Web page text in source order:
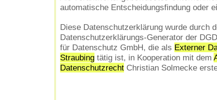
automatische Entscheidungsfindung oder
Diese Datenschutzerklärung wurde durch
Datenschutzerklärungs-Generator der
für Datenschutz GmbH, die als Externer
Straubingtätig ist, in Kooperation mit dem
DatenschutzrechtChristian Solmecke